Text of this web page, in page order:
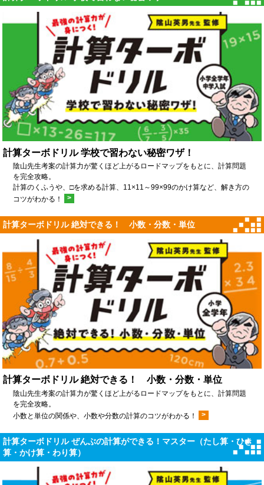
計算ターボドリル 学校で習わない秘密ワザ！
陰山先生考案の計算力が驚くほど上がるロードマップをもとに、計算問題
を完全攻略。
計算のくふうや、□を求める計算、11×11～99×99のかけ算など、解き方の
コツがわかる！
>
計算ターボドリル 絶対できる！ 小数・分数・単位
計算ターボドリル 絶対できる！ 小数・分数・単位
陰山先生考案の計算力が驚くほど上がるロードマップをもとに、計算問題
を完全攻略。
小数と単位の関係や、小数や分数の計算のコツがわかる！
>
計算ターボドリル ぜんぶの計算ができる！マスター（たし算・ひき
算・かけ算・わり算）